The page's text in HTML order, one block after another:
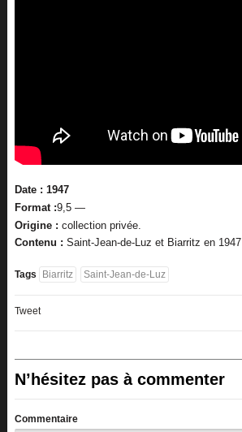
Date : 1947
Format :9,5 —
Origine : collection privée.
Contenu : Saint-Jean-de-Luz et Biarritz en 1947
Tags Biarritz Saint-Jean-de-Luz
Tweet
N’hésitez pas à commenter
Commentaire